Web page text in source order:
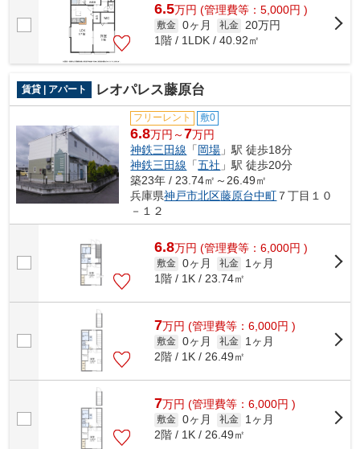
6.5万円 (管理費等：5,000円 )
敷金 0ヶ月 礼金 20万円
1階 / 1LDK / 40.92㎡
賃貸 | アパート レオパレス藤原台
フリーレント 敷0
6.8万円～7万円
神鉄三田線 「岡場 」駅 徒歩18分
神鉄三田線 「五社 」駅 徒歩20分
築23年 / 23.74㎡～26.49㎡
兵庫県神戸市北区藤原台中町 ７丁目１０
－１２
6.8万円 (管理費等：6,000円 )
敷金 0ヶ月 礼金
1ヶ月
1階 / 1K / 23.74㎡
7万円 (管理費等：6,000円 )
敷金 0ヶ月 礼金
1ヶ月
2階 / 1K / 26.49㎡
7万円 (管理費等：6,000円 )
敷金 0ヶ月 礼金
1ヶ月
2階 / 1K / 26.49㎡